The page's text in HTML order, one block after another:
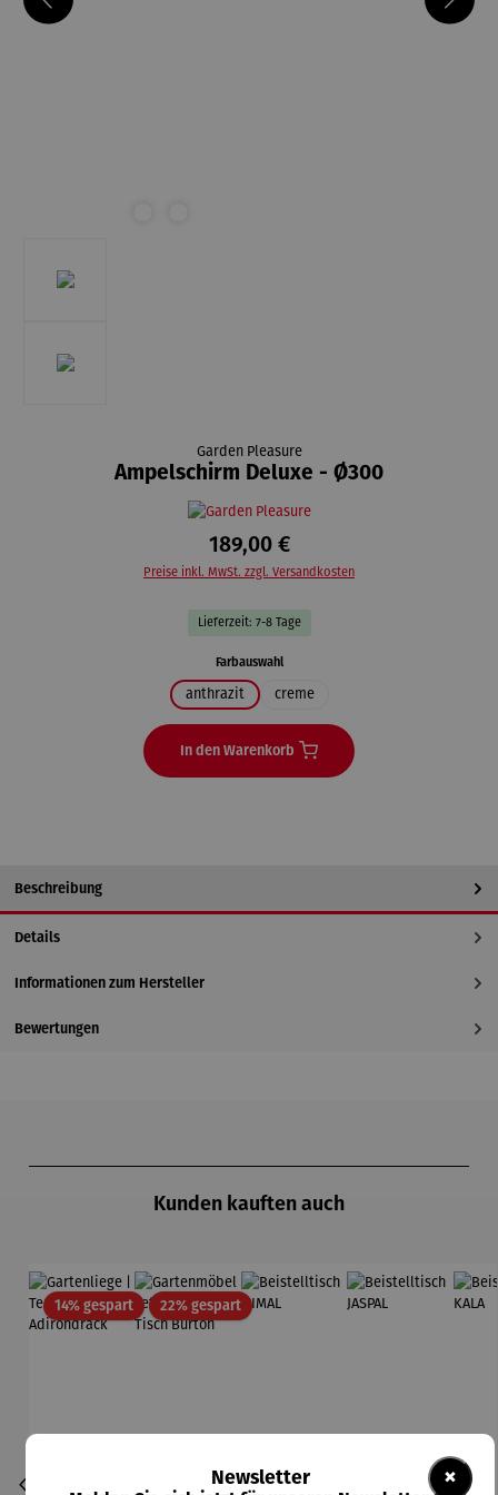
Garden Pleasure
Ampelschirm Deluxe - Ø300
189,00 €
Preise inkl. MwSt. zzgl. Versandkosten
Lieferzeit: 7-8 Tage
Farbauswahlauswählen
anthrazit creme
In den Warenkorb
Beschreibung
Details
Informationen zum Hersteller
Bewertungen
Kunden kauften auch
14% gespartRabatt22% gespartRabatt
×
Newsletter